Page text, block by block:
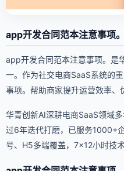
app开发合同范本注意事项
app开发合同范本注意事项。是
一。作为社交电商SaaS系统的
事项。帮助商家提升运营效率、
华青创新AI深耕电商SaaS领域
过6年迭代打磨，已服务1000+
号、H5多端覆盖，7×12小时技术